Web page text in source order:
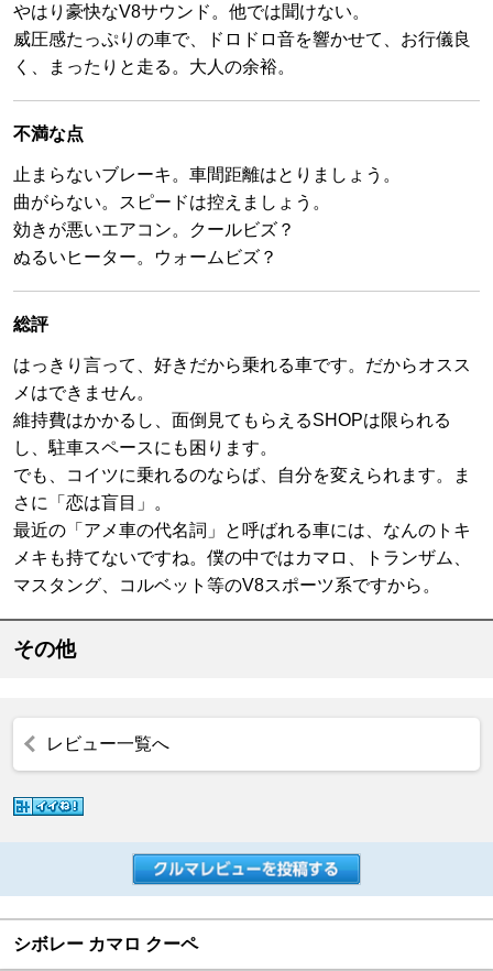
やはり豪快なV8サウンド。他では聞けない。
威圧感たっぷりの車で、ドロドロ音を響かせて、お行儀良
く、まったりと走る。大人の余裕。
不満な点
止まらないブレーキ。車間距離はとりましょう。
曲がらない。スピードは控えましょう。
効きが悪いエアコン。クールビズ？
ぬるいヒーター。ウォームビズ？
総評
はっきり言って、好きだから乗れる車です。だからオスス
メはできません。
維持費はかかるし、面倒見てもらえるSHOPは限られる
し、駐車スペースにも困ります。
でも、コイツに乗れるのならば、自分を変えられます。ま
さに「恋は盲目」。
最近の「アメ車の代名詞」と呼ばれる車には、なんのトキ
メキも持てないですね。僕の中ではカマロ、トランザム、
マスタング、コルベット等のV8スポーツ系ですから。
その他
レビュー一覧へ
シボレー カマロ クーペ